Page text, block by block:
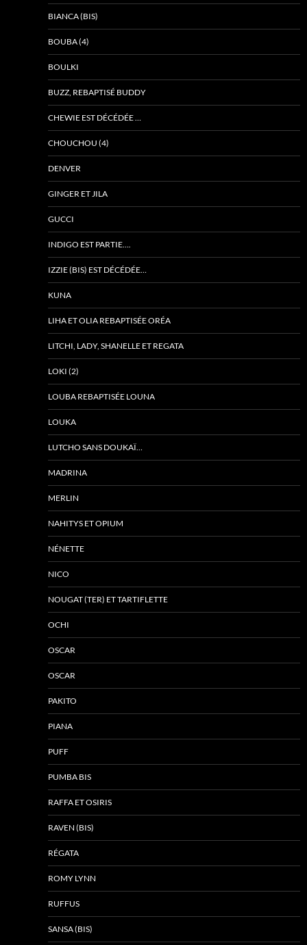
BIANCA (BIS)
BOUBA (4)
BOULKI
BUZZ, REBAPTISÉ BUDDY
CHEWIE EST DÉCÉDÉE …
CHOUCHOU (4)
DENVER
GINGER ET JILA
GUCCI
INDIGO EST PARTIE….
IZZIE (BIS) EST DÉCÉDÉE…
KUNA
LIHA ET OLIA REBAPTISÉE ORÉA
LITCHI, LADY, SHANELLE ET REGATA
LOKI (2)
LOUBA REBAPTISÉE LOUNA
LOUKA
LUTCHO SANS DOUKAÏ…
MADRINA
MERLIN
NAHITYS ET OPIUM
NÉNETTE
NICO
NOUGAT (TER) ET TARTIFLETTE
OCHI
OSCAR
OSCAR
PAKITO
PIANA
PUFF
PUMBA BIS
RAFFA ET OSIRIS
RAVEN (BIS)
RÉGATA
ROMY LYNN
RUFFUS
SANSA (BIS)